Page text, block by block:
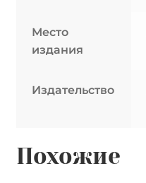
Место
издания
Издательство
Похожие